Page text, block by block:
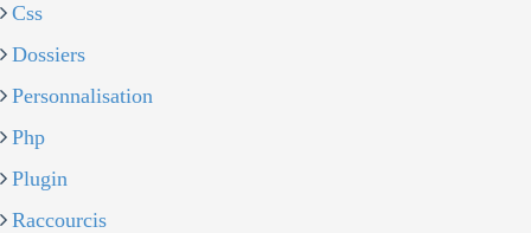
Css
Dossiers
Personnalisation
Php
Plugin
Raccourcis